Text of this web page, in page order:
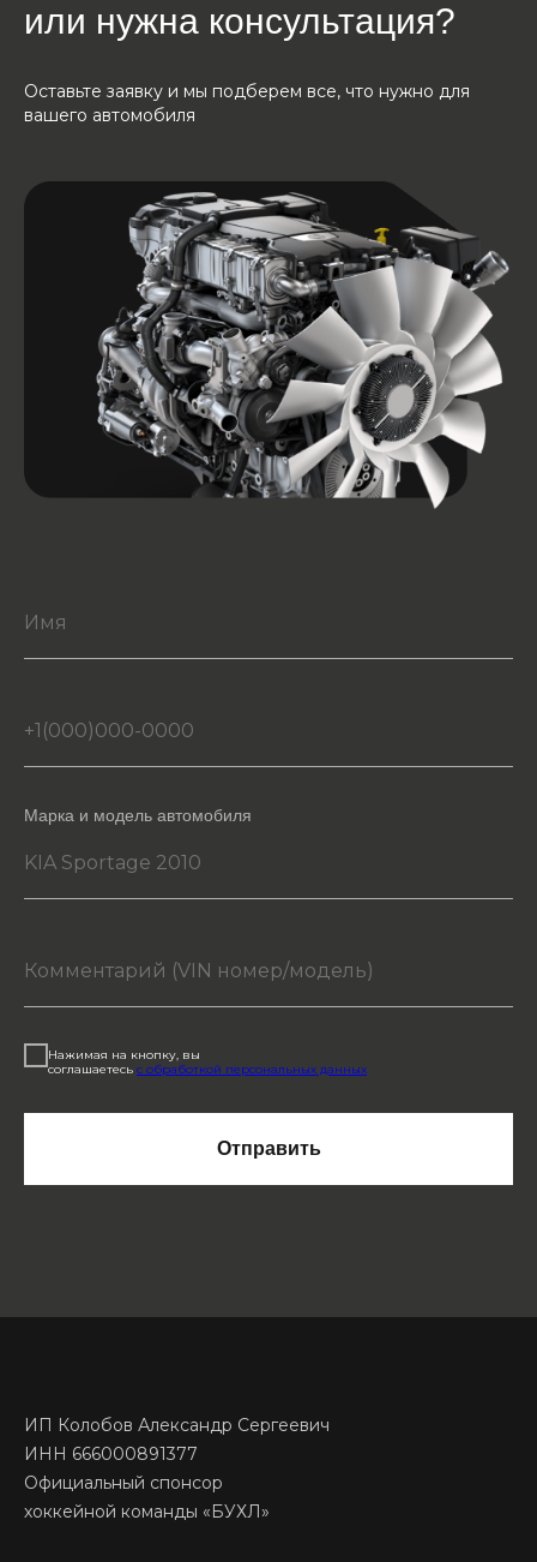
или нужна консультация?
Оставьте заявку и мы подберем все, что нужно для
вашего автомобиля
Марка и модель автомобиля
Нажимая на кнопку, вы
соглашаетесь с обработкой персональных данных
Отправить
ИП Колобов Александр Сергеевич
ИНН 666000891377
Официальный спонсор
хоккейной команды «БУХЛ»